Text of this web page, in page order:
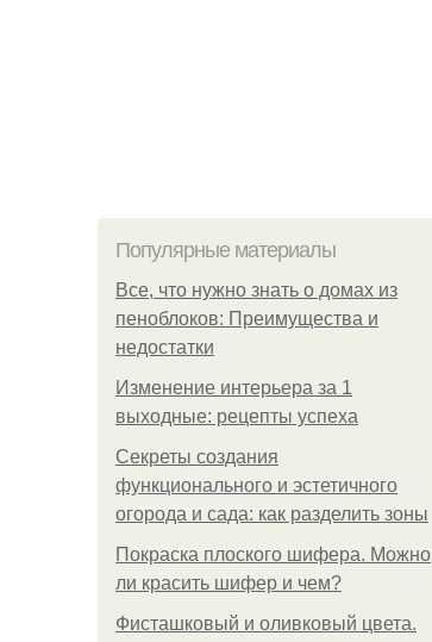
Популярные материалы
Все, что нужно знать о домах из
пеноблоков: Преимущества и
недостатки
Изменение интерьера за 1
выходные: рецепты успеха
Секреты создания
функционального и эстетичного
огорода и сада: как разделить зоны
Покраска плоского шифера. Можно
ли красить шифер и чем?
Фисташковый и оливковый цвета.